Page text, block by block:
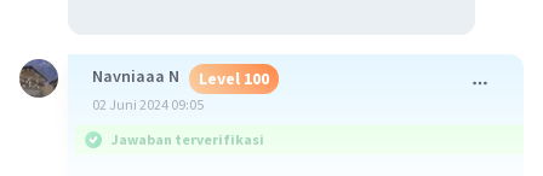
Navniaaa N Level 100
02 Juni 2024 09:05
Jawaban terverifikasi